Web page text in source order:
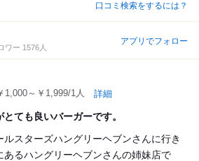
口コミ検索をするには？
ワー 1576人
アプリでフォロー
1,000～￥1,999/1人 詳細
ても良いバーガーです。
スターズハングリーヘブンさんに行き
あるハングリーヘブンさんの姉妹店で